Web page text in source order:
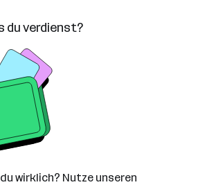
du verdienst?
wirklich? Nutze unseren